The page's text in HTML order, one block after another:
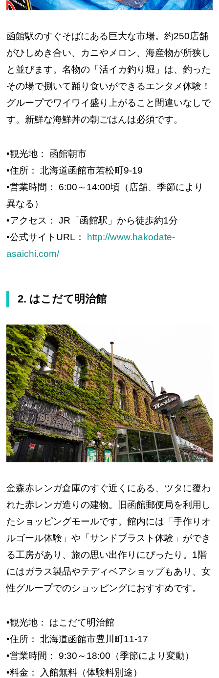
函館駅のすぐそばにある巨大な市場。約250店舗
がひしめき合い、カニやメロン、海産物が所狭し
と並びます。名物の「活イカ釣り堀」は、釣った
その場で捌いて踊り食いができるエンタメ体験！
グループでワイワイ盛り上がること間違いなしで
す。新鮮な海鮮丼の朝ごはんは必須です。
•観光地： 函館朝市
•住所： 北海道函館市若松町9-19
•営業時間： 6:00～14:00頃（店舗、季節により
異なる）
•アクセス： JR「函館駅」から徒歩約1分
•公式サイトURL： http://www.hakodate-
asaichi.com/
2. はこだて明治館
金森赤レンガ倉庫のすぐ近くにある、ツタに覆わ
れた赤レンガ造りの建物。旧函館郵便局を利用し
たショッピングモールです。館内には「手作りオ
ルゴール体験」や「サンドブラスト体験」ができ
る工房があり、旅の思い出作りにぴったり。1階
にはガラス製品やテディベアショップもあり、女
性グループでのショッピングにおすすめです。
•観光地： はこだて明治館
•住所： 北海道函館市豊川町11-17
•営業時間： 9:30～18:00（季節により変動）
•料金： 入館無料（体験料別途）